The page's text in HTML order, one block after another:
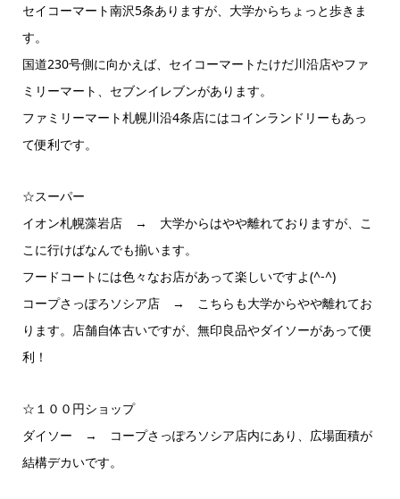
セイコーマート南沢5条ありますが、大学からちょっと歩きま
す。
国道230号側に向かえば、セイコーマートたけだ川沿店やファ
ミリーマート、セブンイレブンがあります。
ファミリーマート札幌川沿4条店にはコインランドリーもあっ
て便利です。
☆スーパー
イオン札幌藻岩店 → 大学からはやや離れておりますが、こ
こに行けばなんでも揃います。
フードコートには色々なお店があって楽しいですよ(^-^)
コープさっぽろソシア店 → こちらも大学からやや離れてお
ります。店舗自体古いですが、無印良品やダイソーがあって便
利！
☆１００円ショップ
ダイソー → コープさっぽろソシア店内にあり、広場面積が
結構デカいです。